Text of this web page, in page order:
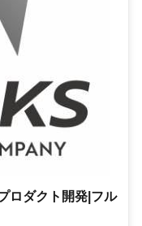
ロダクト開発|フル